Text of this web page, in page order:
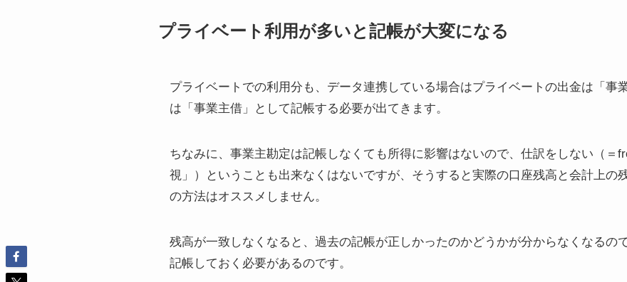
プライベート利用が多いと記帳が大変になる
プライベートでの利用分も、データ連携している場合はプライベートの出金は「事
は「事業主借」として記帳する必要が出てきます。
ちなみに、事業主勘定は記帳しなくても所得に影響はないので、仕訳をしない（＝
視」）ということも出来なくはないですが、そうすると実際の口座残高と会計上の
の方法はオススメしません。
残高が一致しなくなると、過去の記帳が正しかったのかどうかが分からなくなるの
記帳しておく必要があるのです。